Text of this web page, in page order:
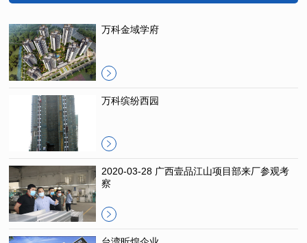
万科金域学府
万科缤纷西园
2020-03-28 广西壹品江山项目部来厂参观考
察